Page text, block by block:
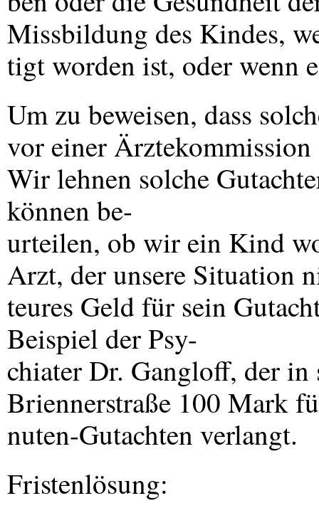
Missbildung des Kindes,
tigt worden ist, oder wenn
Um zu beweisen, dass
vor einer
Wir lehnen solche
können be-
urteilen, ob wir ein Kind
Arzt, der unsere Situation
teures Geld für sein
Beispiel der Psy-
chiater Dr. Gangloff, der
Briennerstraße 100 Mark
nuten-Gutachten verlangt.
Fristenlösung: